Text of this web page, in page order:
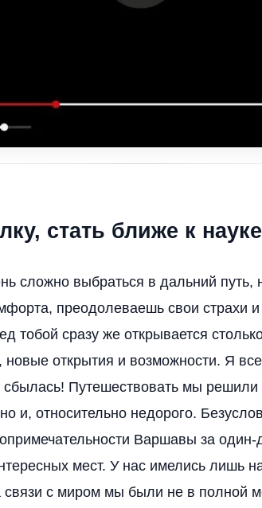
стать ближе к науке
сложно выбраться в дальний путь,
преодолеваешь свои страхи
тобой сразу же открывается
новые открытия и возможности. Я
Путешествовать мы решили
и, относительно недорого.
Варшавы за
мест. У нас имелись лишь
связи с миром мы были не в полной